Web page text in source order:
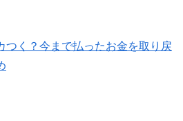
つく？今まで払ったお金を取り戻